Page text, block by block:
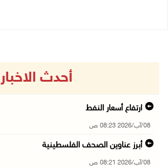
أحدث الاخبار
ارتفاع أسعار النفط
08/آب/2026 08:23 ص
أبرز عناوين الصحف الفلسطينية
08/آب/2026 08:21 ص